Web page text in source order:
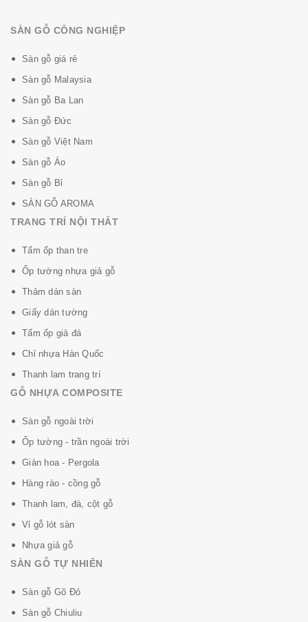
SÀN GỖ CÔNG NGHIỆP
Sàn gỗ giá rẻ
Sàn gỗ Malaysia
Sàn gỗ Ba Lan
Sàn gỗ Đức
Sàn gỗ Việt Nam
Sàn gỗ Áo
Sàn gỗ Bỉ
SÀN GỖ AROMA
TRANG TRÍ NỘI THẤT
Tấm ốp than tre
Ốp tường nhựa giả gỗ
Thảm dán sàn
Giấy dán tường
Tấm ốp giả đá
Chỉ nhựa Hàn Quốc
Thanh lam trang trí
GỖ NHỰA COMPOSITE
Sàn gỗ ngoài trời
Ốp tường - trần ngoài trời
Giàn hoa - Pergola
Hàng rào - cồng gỗ
Thanh lam, đà, cột gỗ
Vỉ gỗ lót sàn
Nhựa giả gỗ
SÀN GỖ TỰ NHIÊN
Sàn gỗ Gõ Đỏ
Sàn gỗ Chiuliu